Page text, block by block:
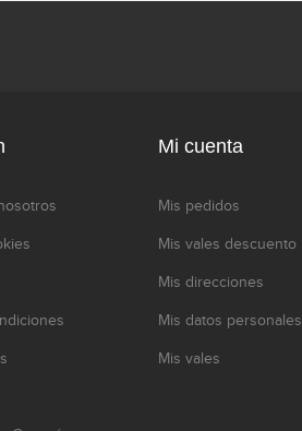
Mi cuenta
Mis pedidos
Mis vales descuento
Mis direcciones
Mis datos personales
Mis vales